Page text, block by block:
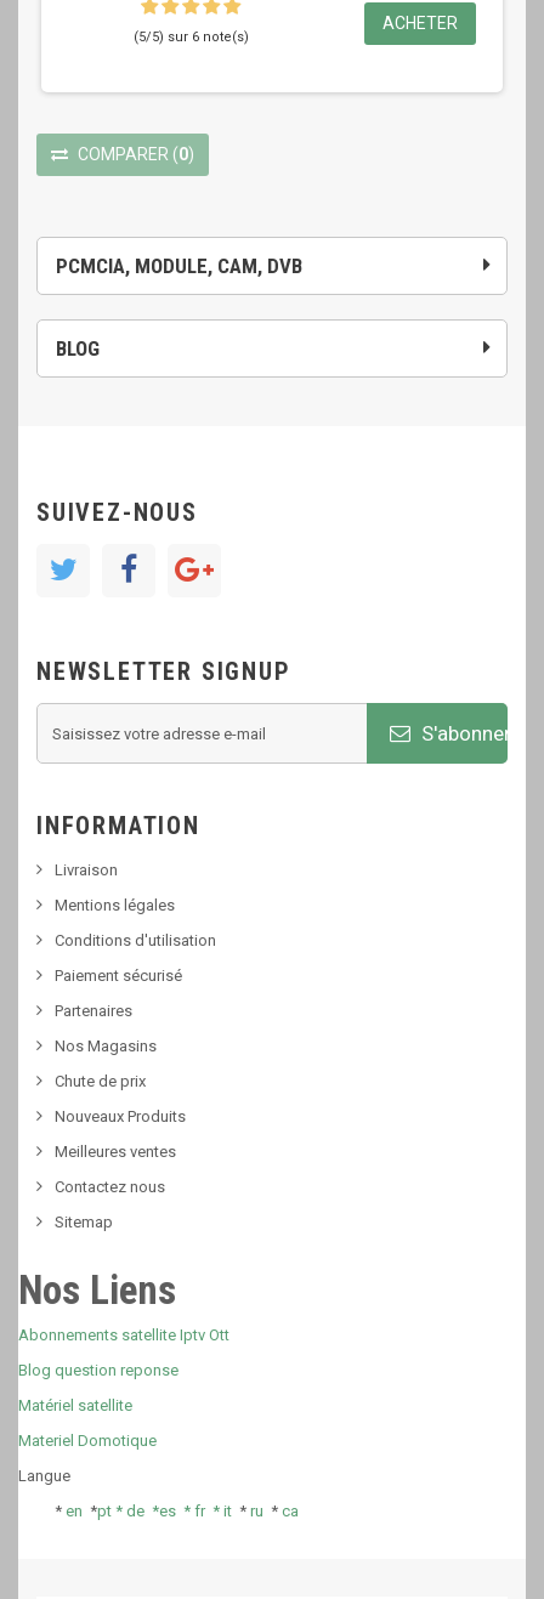
PCMCIA, MODULE, CAM, DVB
BLOG
(5/5) sur 6 note(s)
ACHETER
COMPARER (0)
SUIVEZ-NOUS
NEWSLETTER SIGNUP
S'abonner
INFORMATION
Livraison
Mentions légales
Conditions d'utilisation
Paiement sécurisé
Partenaires
Nos Magasins
Chute de prix
Nouveaux Produits
Meilleures ventes
Contactez nous
Sitemap
Nos Liens
Abonnements satellite Iptv Ott
Blog question reponse
Matériel satellite
Materiel Domotique
Langue
* en *pt * de *es * fr* it * ru * ca